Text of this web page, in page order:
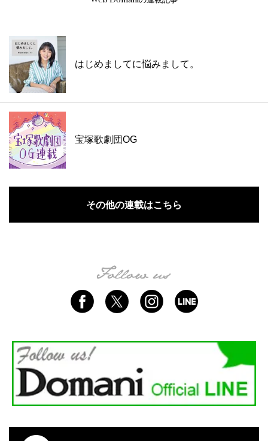
はじめましてに悩みまして。
宝塚歌劇団OG
その他の連載はこちら